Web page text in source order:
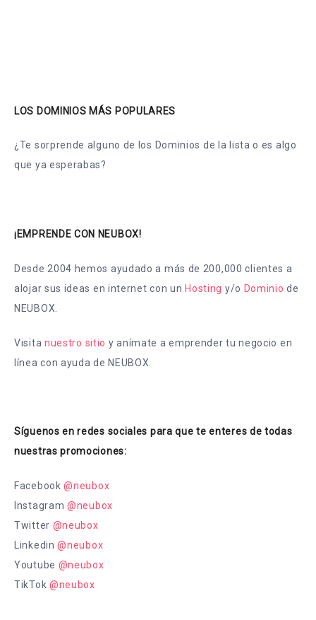
LOS DOMINIOS MÁS POPULARES
¿Te sorprende alguno de los Dominios de la lista o es algo
que ya esperabas?
¡EMPRENDE CON NEUBOX!
Desde 2004 hemos ayudado a más de 200,000 clientes a
alojar sus ideas en internet con un Hosting y/o Dominiode
NEUBOX.
Visita nuestro sitio y anímate a emprender tu negocio en
línea con ayuda de NEUBOX.
Síguenos en redes sociales para que te enteres de todas
nuestras promociones:
Facebook@neubox
Instagram @neubox
Twitter @neubox
Linkedin@neubox
Youtube @neubox
TikTok @neubox